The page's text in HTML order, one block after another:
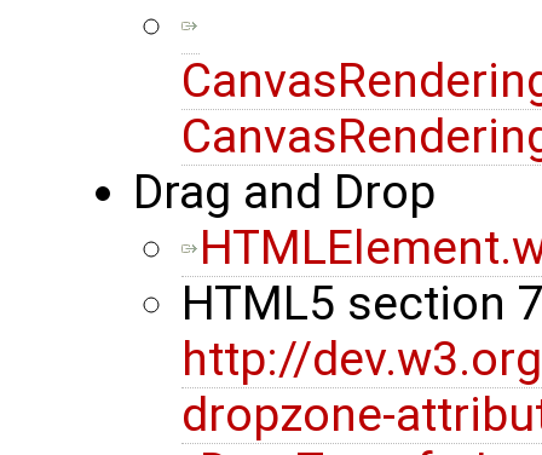
Drag and Drop
HTML5 section
http://
dropzone-